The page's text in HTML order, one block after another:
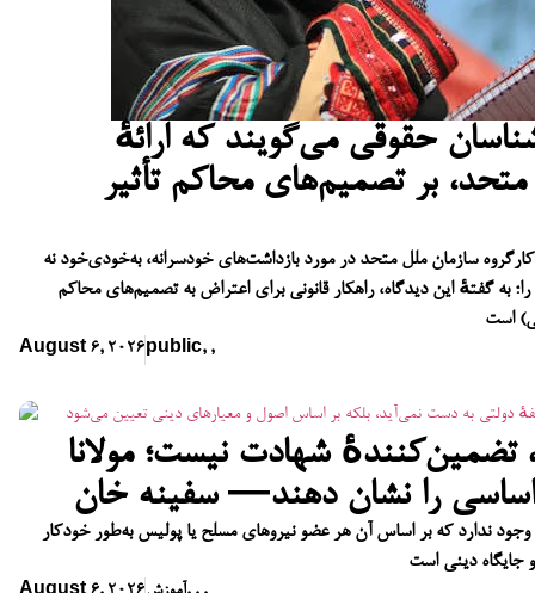
حقوقی می‌گویند که ارائهٔ
بر تصمیم‌های محاکم تأثیر
کارگروه سازمان ملل متحد در مورد بازداشت‌های خودسرانه، به‌خودی‌خود نه
به گفتهٔ این دیدگاه، راهکار قانونی برای اعتراض به تصمیم‌های محاکم
است
August 6, 2026 public, ,
شهادت نیست؛ مولانا
اساسی را نشان دهند— سفینه خان
ندارد که بر اساس آن هر عضو نیروهای مسلح یا پولیس به‌طور خودکار
جایگاه دینی است